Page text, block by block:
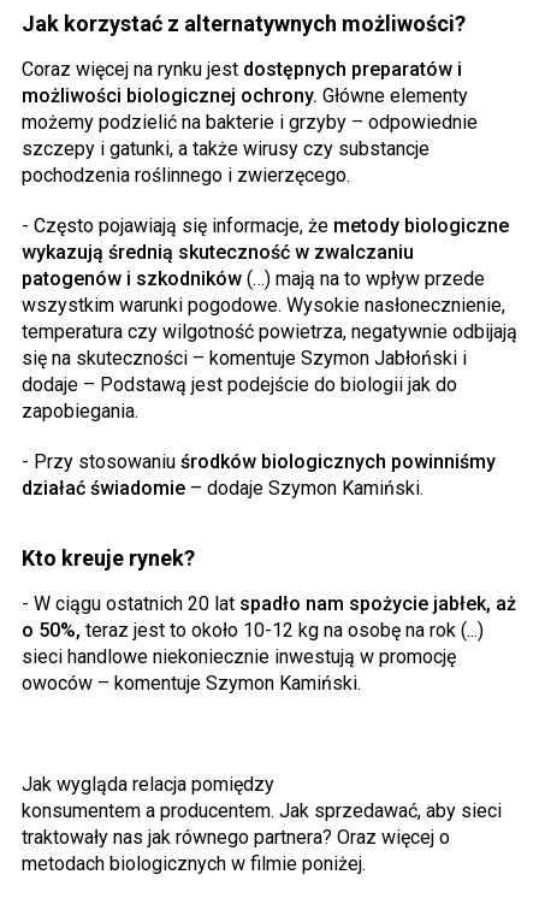
Jak korzystać z alternatywnych możliwości?
Coraz więcej na rynku jest dostępnych preparatów i
możliwości biologicznej ochrony. Główne elementy
możemy podzielić na bakterie i grzyby – odpowiednie
szczepy i gatunki, a także wirusy czy substancje
pochodzenia roślinnego i zwierzęcego.
- Często pojawiają się informacje, że metody biologiczne
wykazują średnią skuteczność w zwalczaniu
patogenów i szkodników (…) mają na to wpływ przede
wszystkim warunki pogodowe. Wysokie nasłonecznienie,
temperatura czy wilgotność powietrza, negatywnie odbijają
się na skuteczności – komentuje Szymon Jabłoński i
dodaje – Podstawą jest podejście do biologii jak do
zapobiegania.
- Przy stosowaniu środków biologicznych powinniśmy
działać świadomie – dodaje Szymon Kamiński.
Kto kreuje rynek?
- W ciągu ostatnich 20 lat spadło nam spożycie jabłek, aż
o 50%, teraz jest to około 10-12 kg na osobę na rok (...)
sieci handlowe niekoniecznie inwestują w promocję
owoców – komentuje Szymon Kamiński.
Jak wygląda relacja pomiędzy
konsumentem a producentem. Jak sprzedawać, aby sieci
traktowały nas jak równego partnera? Oraz więcej o
metodach biologicznych w filmie poniżej.